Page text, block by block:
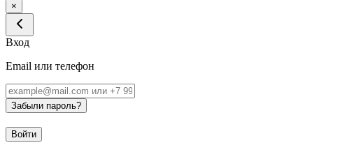
×
Вход
Email или телефон
Забыли пароль?
Войти